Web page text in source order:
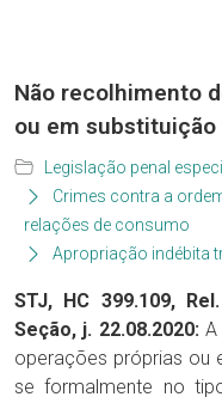
Não recolhimento
ou em
Legislação penal
Crimes contra a
relações de consumo
Apropriação indébita
STJ, HC 399.109,
Seção, j. 22.08.2020: A
operações próprias ou
se formalmente no